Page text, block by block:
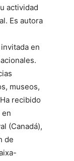
actividad
Es autora
en
museos,
recibido
en
(Canadá),
de